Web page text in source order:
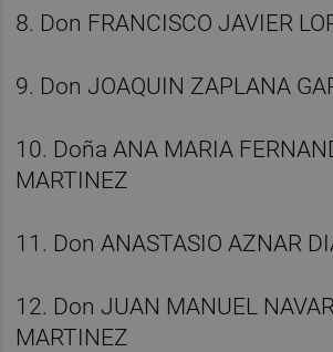
8. Don FRANCISCO JAVIER
9. Don JOAQUIN ZAPLANA
10. Doña ANA MARIA
MARTINEZ
11. Don ANASTASIO AZNAR
12. Don JUAN MANUEL
MARTINEZ